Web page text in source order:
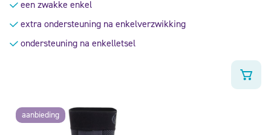
5 een zwakke enkel
extra ondersteuning na enkelverzwikking
ondersteuning na enkelletsel
aanbieding